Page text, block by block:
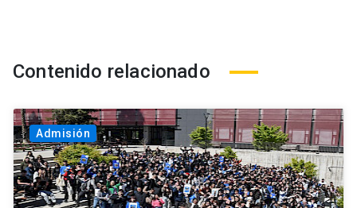
Contenido relacionado
Admisión